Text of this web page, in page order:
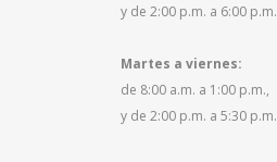
y de 2:00 p.m. a 6:00 p.m.
Martes a viernes:
de 8:00 a.m. a 1:00 p.m.,
y de 2:00 p.m. a 5:30 p.m.